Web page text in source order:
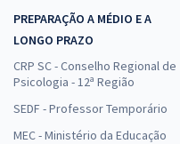
PREPARAÇÃO A MÉDIO E A
LONGO PRAZO
CRP SC - Conselho Regional de
Psicologia - 12ª Região
SEDF - Professor Temporário
MEC - Ministério da Educação